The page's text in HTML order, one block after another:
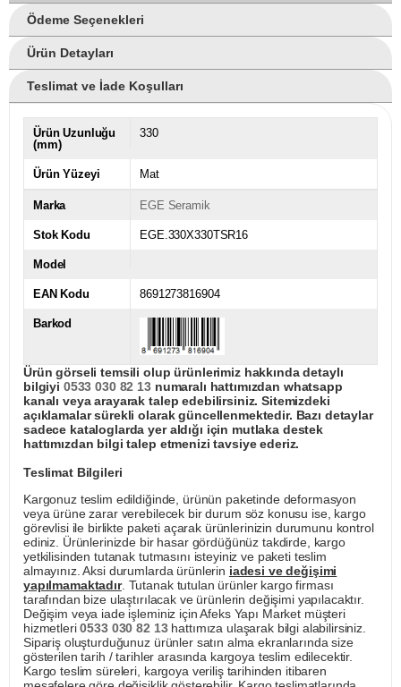
Ödeme Seçenekleri
Ürün Detayları
Teslimat ve İade Koşulları
Ürün Uzunluğu
(mm)
330
Ürün Yüzeyi Mat
Marka EGE Seramik
Stok Kodu EGE.330X330TSR16
Model
EAN Kodu 8691273816904
Barkod
Ürün görseli temsili olup ürünlerimiz hakkında detaylı
bilgiyi 0533 030 82 13numaralı hattımızdan whatsapp
kanalı veya arayarak talep edebilirsiniz. Sitemizdeki
açıklamalar sürekli olarak güncellenmektedir. Bazı detaylar
sadece kataloglarda yer aldığı için mutlaka destek
hattımızdan bilgi talep etmenizi tavsiye ederiz.
Teslimat Bilgileri
Kargonuz teslim edildiğinde, ürünün paketinde deformasyon
veya ürüne zarar verebilecek bir durum söz konusu ise, kargo
görevlisi ile birlikte paketi açarak ürünlerinizin durumunu kontrol
ediniz. Ürünlerinizde bir hasar gördüğünüz takdirde, kargo
yetkilisinden tutanak tutmasını isteyiniz ve paketi teslim
almayınız. Aksi durumlarda ürünlerin iadesi ve değişimi
yapılmamaktadır. Tutanak tutulan ürünler kargo firması
tarafından bize ulaştırılacak ve ürünlerin değişimi yapılacaktır.
Değişim veya iade işleminiz için Afeks Yapı Market müşteri
hizmetleri0533 030 82 13hattımıza ulaşarak bilgi alabilirsiniz.
Sipariş oluşturduğunuz ürünler satın alma ekranlarında size
gösterilen tarih / tarihler arasında kargoya teslim edilecektir.
Kargo teslim süreleri, kargoya veriliş tarihinden itibaren